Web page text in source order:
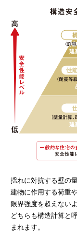
揺れに対抗する壁の
建物に作用する荷重
限界強度を超えない
どちらも構造計算と
まれます。